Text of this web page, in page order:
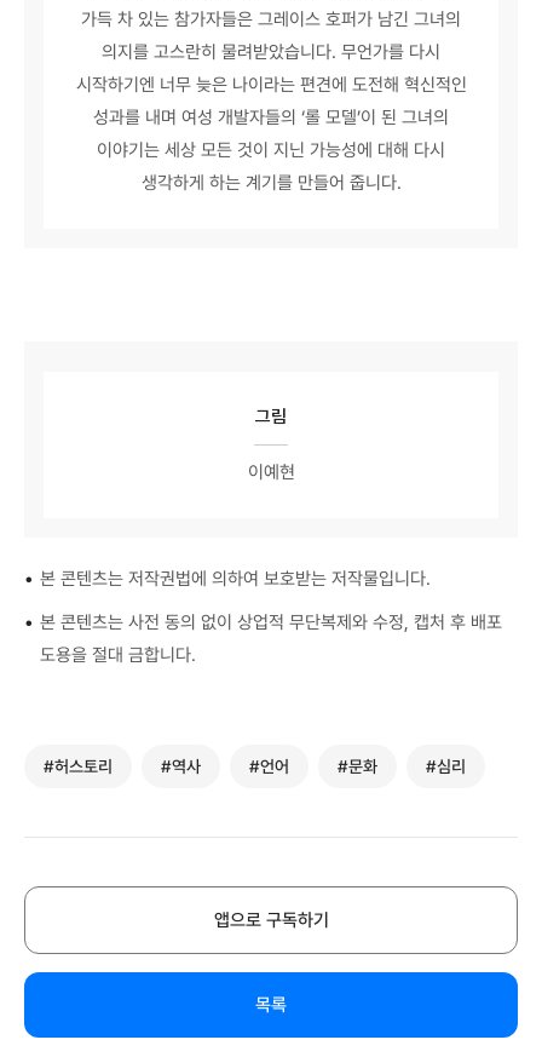
가득 차 있는 참가자들은 그레이스 호퍼가 남긴 그녀의
의지를 고스란히 물려받았습니다. 무언가를 다시
시작하기엔 너무 늦은 나이라는 편견에 도전해 혁신적인
성과를 내며 여성 개발자들의 ‘롤 모델’이 된 그녀의
이야기는 세상 모든 것이 지닌 가능성에 대해 다시
생각하게 하는 계기를 만들어 줍니다.
그림
이예현
• 본 콘텐츠는 저작권법에 의하여 보호받는 저작물입니다.
• 본 콘텐츠는 사전 동의 없이 상업적 무단복제와 수정, 캡처 후 배포
도용을 절대 금합니다.
#허스토리 #역사 #언어 #문화 #심리
앱으로 구독하기
목록